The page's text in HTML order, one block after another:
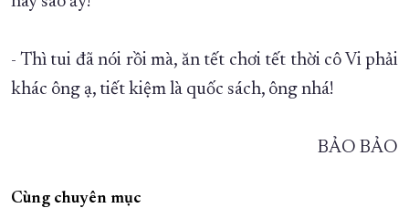
- Thì tui đã nói rồi mà, ăn tết chơi tết thời cô Vi phải
khác ông ạ, tiết kiệm là quốc sách, ông nhá!
BẢO BẢO
Cùng chuyên mục